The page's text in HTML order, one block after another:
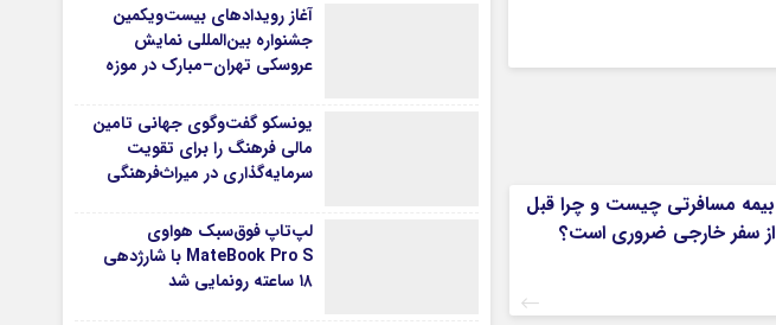
بیمه مسافرتی چیست و چرا قبل
از سفر خارجی ضروری است؟
آغاز رویدادهای بیست‌ویکمین
جشنواره بین‌المللی نمایش
عروسکی تهران–مبارک در موزه
یونسکو گفت‌وگوی جهانی تامین
مالی فرهنگ را برای تقویت
سرمایه‌گذاری در میراث‌فرهنگی
صنایع خلاق
لپ‌تاپ فوق‌سبک هواوی
MateBook Pro S با شارژدهی
۱۸ ساعته رونمایی شد